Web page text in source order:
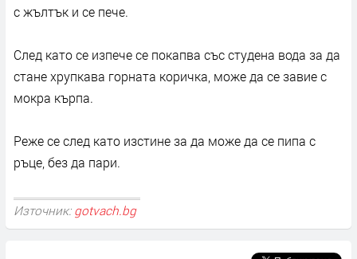
с жълтък и се пече.
След като се изпече се покапва със студена вода за да
стане хрупкава горната коричка, може да се завие с
мокра кърпа.
Реже се след като изстине за да може да се пипа с
ръце, без да пари.
Източник: gotvach.bg